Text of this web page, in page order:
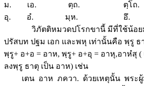
ม. เอ. ตฺถ. ตฺโถ.
อุ. อํ. มฺห. อึ.
วิภัตติหมวดปโรกขานี้ มีที่ใช้น้อย
ปรัสบท ปฐม เอก และพหุ เท่านั้นคือ พฺรู ธ
พฺรู+ อ+อ = อาห, พฺรู+ อ+อุ = อาหุ,อาหํสุ (
ลงพฺรู ธาตุ เป็น อาห) เช่น
เตน อาห ภควา. ด้วยเหตุนั้น พระผู้